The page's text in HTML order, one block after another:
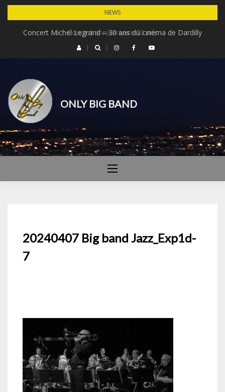
Skip
content
NEWS
Concert anniversaire 20 ans
Concert Michel Legrand – 30 ans du cinéma de Dardilly
ONLY BIG BAND
20240407 Big band Jazz_Exp1d-
7